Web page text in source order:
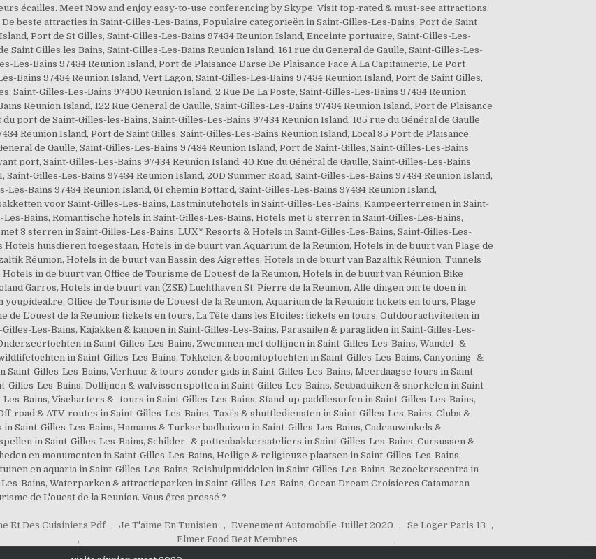
Et Des Cuisiniers Pdf , Je T'aime En Tunisien , Evenement Automobile Juillet 2020 , Se Loger Paris 13 ,
, Elmer Food Beat Membres ,